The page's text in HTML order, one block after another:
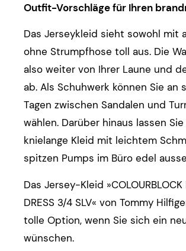
Outfit-Vorschläge für Ihren
Das Jerseykleid sieht sowohl mit
ohne Strumpfhose toll aus. Die
also weiter von Ihrer Laune und
ab. Als Schuhwerk können Sie an
Tagen zwischen Sandalen und
wählen. Darüber hinaus lassen
knielange Kleid mit leichtem
spitzen Pumps im Büro edel
Das Jersey-Kleid »COLOURBLOCK
DRESS 3/4 SLV« von Tommy
tolle Option, wenn Sie sich ein
wünschen.